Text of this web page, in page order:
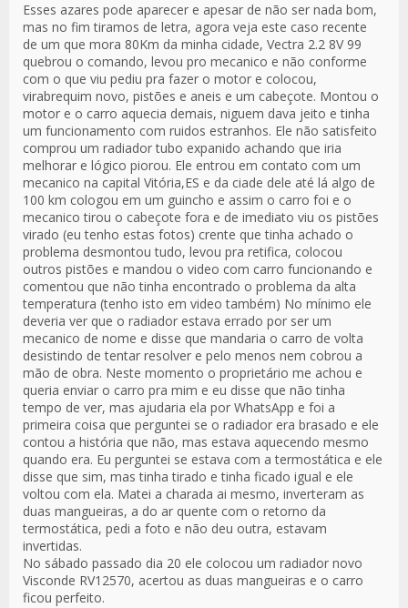
Esses azares pode aparecer e apesar de não ser nada bom,
mas no fim tiramos de letra, agora veja este caso recente
de um que mora 80Km da minha cidade, Vectra 2.2 8V 99
quebrou o comando, levou pro mecanico e não conforme
com o que viu pediu pra fazer o motor e colocou,
virabrequim novo, pistões e aneis e um cabeçote. Montou o
motor e o carro aquecia demais, niguem dava jeito e tinha
um funcionamento com ruidos estranhos. Ele não satisfeito
comprou um radiador tubo expanido achando que iria
melhorar e lógico piorou. Ele entrou em contato com um
mecanico na capital Vitória,ES e da ciade dele até lá algo de
100 km cologou em um guincho e assim o carro foi e o
mecanico tirou o cabeçote fora e de imediato viu os pistões
virado (eu tenho estas fotos) crente que tinha achado o
problema desmontou tudo, levou pra retifica, colocou
outros pistões e mandou o video com carro funcionando e
comentou que não tinha encontrado o problema da alta
temperatura (tenho isto em video também) No mínimo ele
deveria ver que o radiador estava errado por ser um
mecanico de nome e disse que mandaria o carro de volta
desistindo de tentar resolver e pelo menos nem cobrou a
mão de obra. Neste momento o proprietário me achou e
queria enviar o carro pra mim e eu disse que não tinha
tempo de ver, mas ajudaria ela por WhatsApp e foi a
primeira coisa que perguntei se o radiador era brasado e ele
contou a história que não, mas estava aquecendo mesmo
quando era. Eu perguntei se estava com a termostática e ele
disse que sim, mas tinha tirado e tinha ficado igual e ele
voltou com ela. Matei a charada ai mesmo, inverteram as
duas mangueiras, a do ar quente com o retorno da
termostática, pedi a foto e não deu outra, estavam
invertidas.
No sábado passado dia 20 ele colocou um radiador novo
Visconde RV12570, acertou as duas mangueiras e o carro
ficou perfeito.